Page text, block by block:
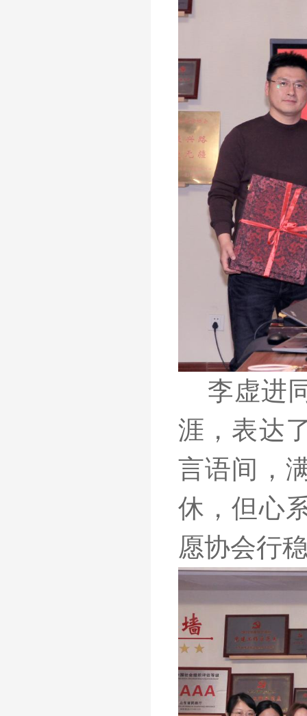
李虚进
涯，表达
言语间，
休，但心
愿协会行